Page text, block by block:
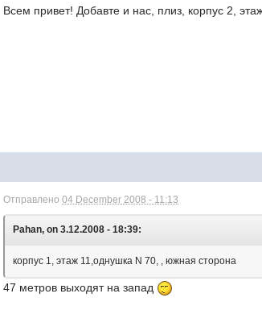
Всем привет! Добавте и нас, плиз, корпус 2,
Отправлено04 December 2008 - 11:13
Pahan, on 3.12.2008 - 18:39:
корпус 1, этаж 11,однушка N 70, , южная сторона
47 метров выходят на запад